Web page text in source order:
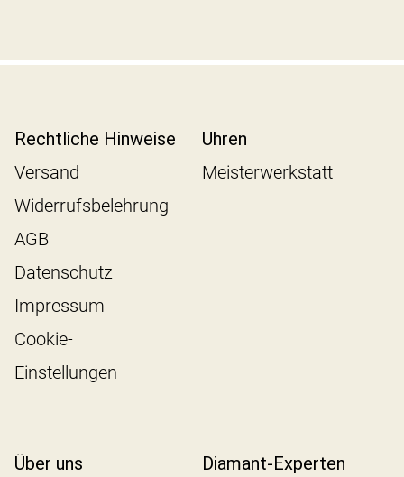
Rechtliche Hinweise
Versand
Widerrufsbelehrung
AGB
Datenschutz
Impressum
Cookie-
Einstellungen
Uhren
Meisterwerkstatt
Über uns
Diamant-Experten